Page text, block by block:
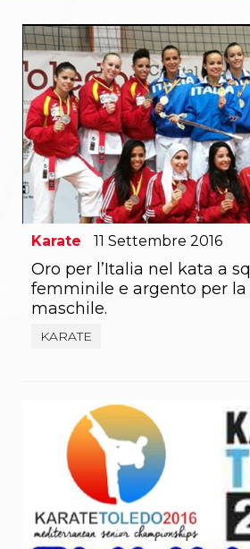
Media
Partners
Trasparenza
Judo
La disciplina
News
Attività
Gare e
Albi Federali
Arbitri
Lotta
La disciplina
News
Attività
Albi Federali
Arti marziali
Ju Jitsu
Capoeira
Grappling
BJJ
Pancrazio/
Karate 11 Settembre 2016
Oro per l’Italia nel kata a
femminile e argento per la
maschile.
KARATE